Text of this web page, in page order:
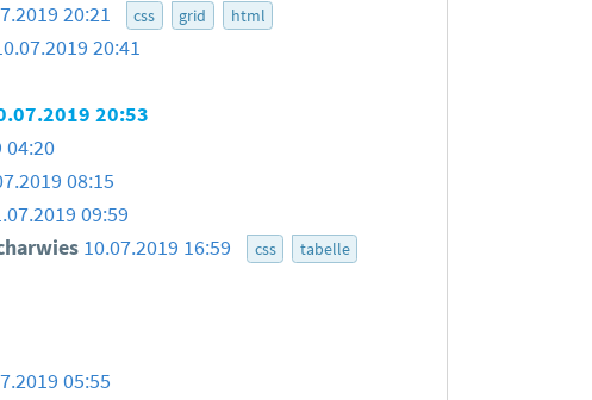
20:21 css grid html
20:41
20:53
04:20
08:15
09:59
10.07.2019 16:59 css tabelle
05:55